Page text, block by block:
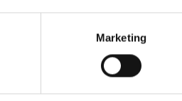
Marketing
Oficio.
IVA
@Abogacia_es